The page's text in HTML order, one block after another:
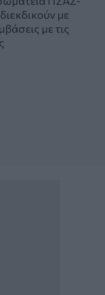
με
με τις